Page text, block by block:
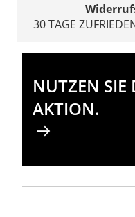
30 TAGE
NUTZEN SIE
AKTION.